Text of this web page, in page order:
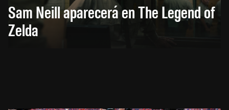
Sam Neill aparecerá en The Legend of
Zelda